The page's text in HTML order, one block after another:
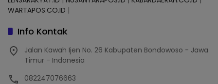
WARTAPOS.CO.ID |
Info Kontak
Jalan Kawah Ijen No. 26 Kabupaten Bondowoso - Jawa
Timur - Indonesia
082247076663